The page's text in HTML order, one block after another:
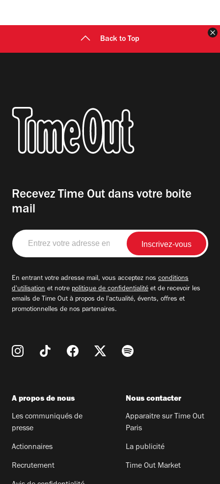
Back to Top
Recevez Time Out dans votre boite
mail
Entrez
votre
adresse
En entrant votre adresse mail, vous acceptez nos conditions
d'utilisation et notre politique de confidentialité et de recevoir les
emails de Time Out à propos de l'actualité, évents, offres et
promotionnelles de nos partenaires.
A propos de nous
Les communiqués de
presse
Actionnaires
Recrutement
Nous contacter
Apparaitre sur Time Out
Paris
La publicité
Time Out Market